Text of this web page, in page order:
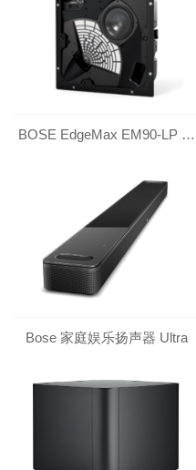
BOSE EdgeMax EM90-LP 边界投射型吸顶扬声器
Bose 家庭娱乐扬声器 Ultra